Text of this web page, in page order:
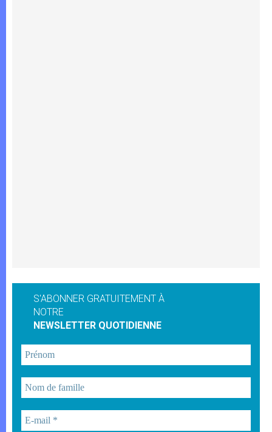
S'ABONNER GRATUITEMENT À
NOTRE
NEWSLETTER QUOTIDIENNE